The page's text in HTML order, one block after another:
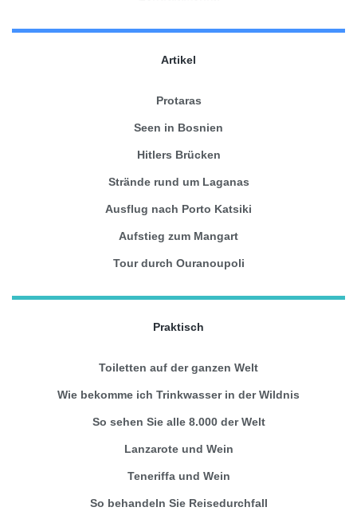
Artikel
Protaras
Seen in Bosnien
Hitlers Brücken
Strände rund um Laganas
Ausflug nach Porto Katsiki
Aufstieg zum Mangart
Tour durch Ouranoupoli
Praktisch
Toiletten auf der ganzen Welt
Wie bekomme ich Trinkwasser in der Wildnis
So sehen Sie alle 8.000 der Welt
Lanzarote und Wein
Teneriffa und Wein
So behandeln Sie Reisedurchfall